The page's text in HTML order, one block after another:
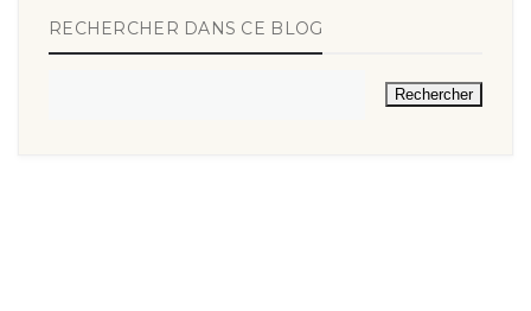
RECHERCHER DANS CE BLOG